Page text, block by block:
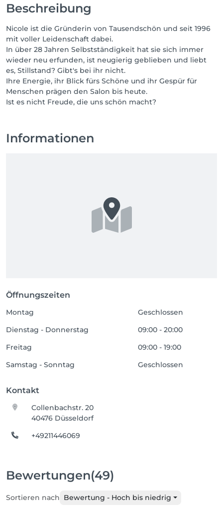
Beschreibung
Nicole ist die Gründerin von Tausendschön und seit 1996
mit voller Leidenschaft dabei.
In über 28 Jahren Selbstständigkeit hat sie sich immer
wieder neu erfunden, ist neugierig geblieben und liebt
es, Stillstand? Gibt's bei ihr nicht.
Ihre Energie, ihr Blick fürs Schöne und ihr Gespür für
Menschen prägen den Salon bis heute.
Ist es nicht Freude, die uns schön macht?
Informationen
Öffnungszeiten
Montag
Geschlossen
Dienstag - Donnerstag
09:00 - 20:00
Freitag
09:00 - 19:00
Samstag - Sonntag
Geschlossen
Kontakt
Collenbachstr. 20
40476 Düsseldorf
+49211446069
Bewertungen(49)
Sortieren nach Bewertung - Hoch bis niedrig